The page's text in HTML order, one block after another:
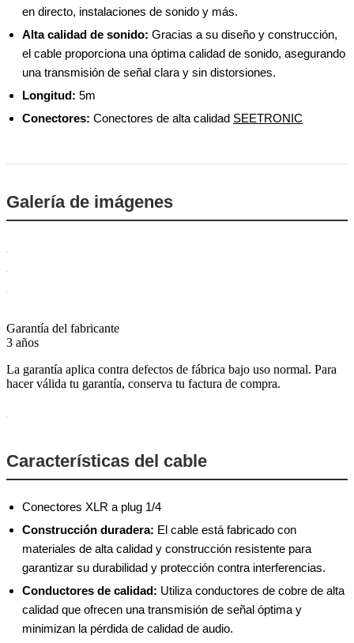
en directo, instalaciones de sonido y más.
Alta calidad de sonido: Gracias a su diseño y construcción,
el cable proporciona una óptima calidad de sonido, asegurando
una transmisión de señal clara y sin distorsiones.
Longitud: 5m
Conectores: Conectores de alta calidad SEETRONIC
Galería de imágenes
Garantía del fabricante
3 años
La garantía aplica contra defectos de fábrica bajo uso normal. Para
hacer válida tu garantía, conserva tu factura de compra.
Características del cable
Conectores XLR a plug 1/4
Construcción duradera: El cable está fabricado con
materiales de alta calidad y construcción resistente para
garantizar su durabilidad y protección contra interferencias.
Conductores de calidad: Utiliza conductores de cobre de alta
calidad que ofrecen una transmisión de señal óptima y
minimizan la pérdida de calidad de audio.